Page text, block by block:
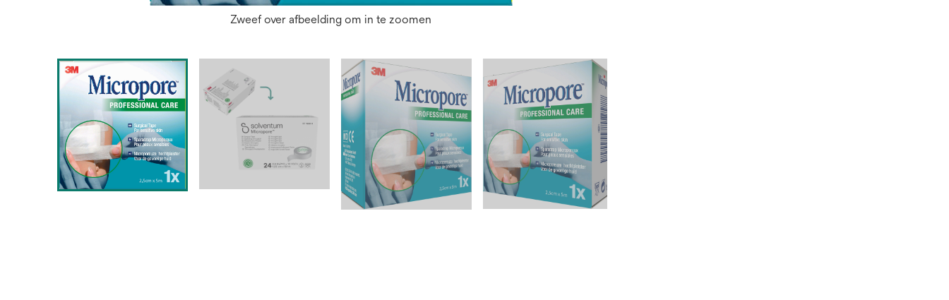
Zweef over afbeelding om in te zoomen